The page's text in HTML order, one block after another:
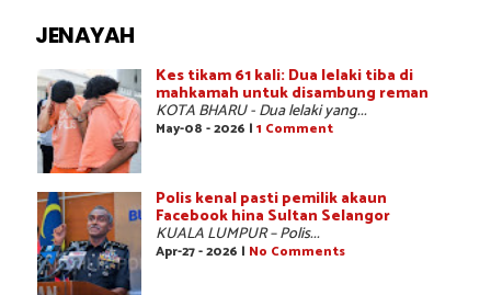
JENAYAH
Kes tikam 61 kali: Dua lelaki tiba di
mahkamah untuk disambung reman
KOTA BHARU - Dua lelaki yang...
May-08 - 2026 | 1 Comment
Polis kenal pasti pemilik akaun
Facebook hina Sultan Selangor
KUALA LUMPUR – Polis...
Apr-27 - 2026 | No Comments